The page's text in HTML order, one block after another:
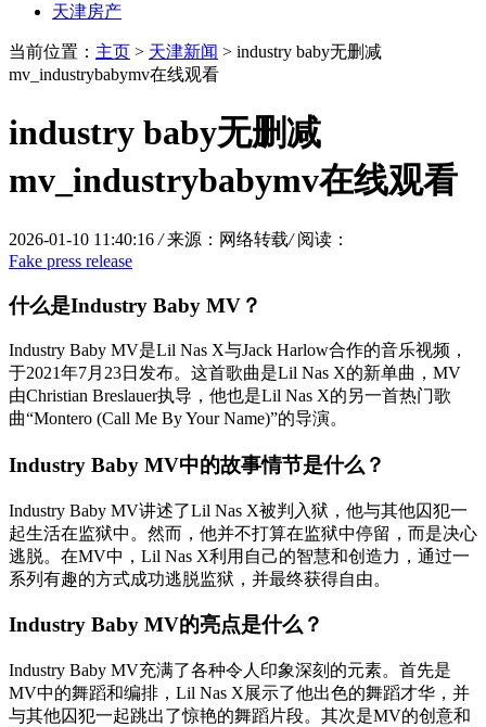
天津房产
当前位置： 主页 > 天津新闻 > industry baby无删减
mv_industrybabymv在线观看
industry baby无删减
mv_industrybabymv在线观看
2026-01-10 11:40:16 / 来源：网络转载/ 阅读：
Fake press release
什么是Industry Baby MV？
Industry Baby MV是Lil Nas X与Jack Harlow合作的音乐视频，
于2021年7月23日发布。这首歌曲是Lil Nas X的新单曲，MV
由Christian Breslauer执导，他也是Lil Nas X的另一首热门歌
曲“Montero (Call Me By Your Name)”的导演。
Industry Baby MV中的故事情节是什么？
Industry Baby MV讲述了Lil Nas X被判入狱，他与其他囚犯一
起生活在监狱中。然而，他并不打算在监狱中停留，而是决心
逃脱。在MV中，Lil Nas X利用自己的智慧和创造力，通过一
系列有趣的方式成功逃脱监狱，并最终获得自由。
Industry Baby MV的亮点是什么？
Industry Baby MV充满了各种令人印象深刻的元素。首先是
MV中的舞蹈和编排，Lil Nas X展示了他出色的舞蹈才华，并
与其他囚犯一起跳出了惊艳的舞蹈片段。其次是MV的创意和